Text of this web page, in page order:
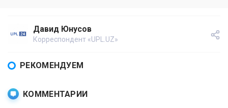
Давид Юнусов
Корреспондент «UPL.UZ»
РЕКОМЕНДУЕМ
КОММЕНТАРИИ